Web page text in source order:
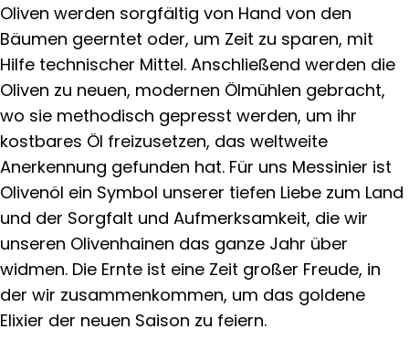
Oliven werden sorgfältig von Hand von den
Bäumen geerntet oder, um Zeit zu sparen, mit
Hilfe technischer Mittel. Anschließend werden die
Oliven zu neuen, modernen Ölmühlen gebracht,
wo sie methodisch gepresst werden, um ihr
kostbares Öl freizusetzen, das weltweite
Anerkennung gefunden hat. Für uns Messinier ist
Olivenöl ein Symbol unserer tiefen Liebe zum Land
und der Sorgfalt und Aufmerksamkeit, die wir
unseren Olivenhainen das ganze Jahr über
widmen. Die Ernte ist eine Zeit großer Freude, in
der wir zusammenkommen, um das goldene
Elixier der neuen Saison zu feiern.